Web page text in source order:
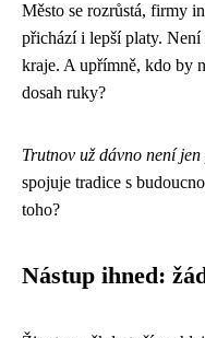
Město se rozrůstá, firmy
přichází i lepší platy. Není
kraje. A upřímně, kdo by
dosah ruky?
Trutnov už dávno není
spojuje tradice s
toho?
Nástup ihned: